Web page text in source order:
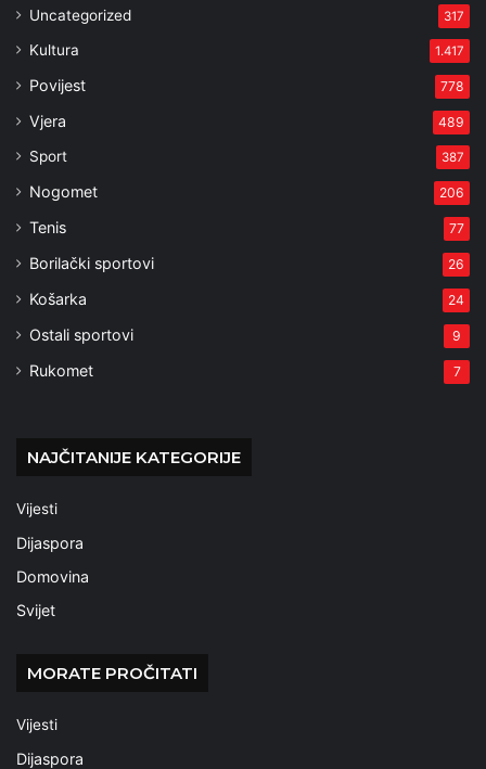
Uncategorized 317
Kultura 1.417
Povijest 778
Vjera 489
Sport 387
Nogomet 206
Tenis 77
Borilački sportovi 26
Košarka 24
Ostali sportovi 9
Rukomet 7
NAJČITANIJE KATEGORIJE
Vijesti
Dijaspora
Domovina
Svijet
MORATE PROČITATI
Vijesti
Dijaspora